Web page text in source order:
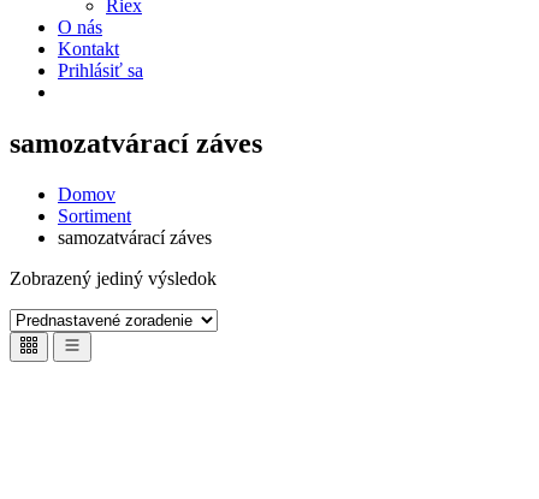
Riex
O nás
Kontakt
Prihlásiť sa
samozatvárací záves
Domov
Sortiment
samozatvárací záves
Zobrazený jediný výsledok